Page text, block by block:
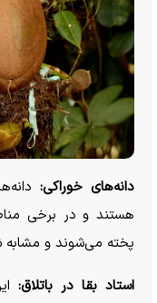
دانه‌های خوراکی:
هستند و در برخی
پخته می‌شوند و مشابه
استاد بقا در باتلاق: